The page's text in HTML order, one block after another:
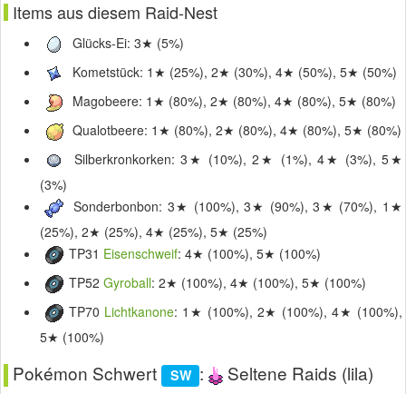
Items aus diesem Raid-Nest
Glücks-Ei: 3★ (5%)
Kometstück: 1★ (25%), 2★ (30%), 4★ (50%), 5★ (50%)
Magobeere: 1★ (80%), 2★ (80%), 4★ (80%), 5★ (80%)
Qualotbeere: 1★ (80%), 2★ (80%), 4★ (80%), 5★ (80%)
Silberkronkorken: 3★ (10%), 2★ (1%), 4★ (3%), 5★
(3%)
Sonderbonbon: 3★ (100%), 3★ (90%), 3★ (70%), 1★
(25%), 2★ (25%), 4★ (25%), 5★ (25%)
TP31 Eisenschweif: 4★ (100%), 5★ (100%)
TP52 Gyroball: 2★ (100%), 4★ (100%), 5★ (100%)
TP70 Lichtkanone: 1★ (100%), 2★ (100%), 4★ (100%),
5★ (100%)
Pokémon Schwert SW : Seltene Raids (lila)